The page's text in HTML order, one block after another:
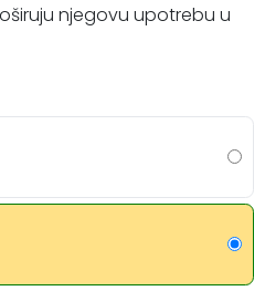
njegovu upotrebu u